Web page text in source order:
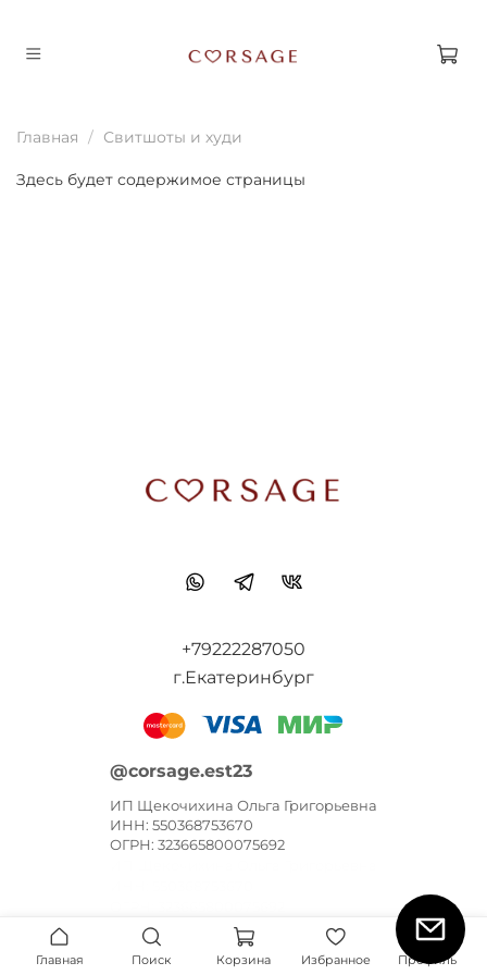
Главная Свитшоты и худи
Здесь будет содержимое страницы
+79222287050
г.Екатеринбург
@corsage.est23
ИП Щекочихина Ольга Григорьевна
ИНН: 550368753670
ОГРН: 323665800075692
Главная Поиск Корзина Избранное Профиль